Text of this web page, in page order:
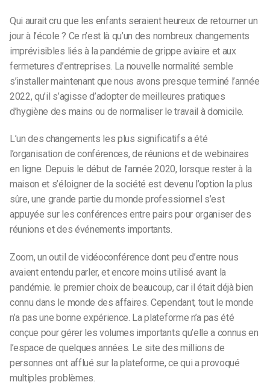
Qui aurait cru que les enfants seraient heureux de retourner un
jour à l’école ? Ce n’est là qu’un des nombreux changements
imprévisibles liés à la pandémie de grippe aviaire et aux
fermetures d’entreprises. La nouvelle normalité semble
s’installer maintenant que nous avons presque terminé l’année
2022, qu’il s’agisse d’adopter de meilleures pratiques
d’hygiène des mains ou de normaliser le travail à domicile.
L’un des changements les plus significatifs a été
l’organisation de conférences, de réunions et de webinaires
en ligne. Depuis le début de l’année 2020, lorsque rester à la
maison et s’éloigner de la société est devenu l’option la plus
sûre, une grande partie du monde professionnel s’est
appuyée sur les conférences entre pairs pour organiser des
réunions et des événements importants.
Zoom,un outil de vidéoconférence dont peu d’entre nous
avaient entendu parler, et encore moins utilisé avant la
pandémie. le premier choix de beaucoup, car il était déjà bien
connu dans le monde des affaires. Cependant, tout le monde
n’a pas une bonne expérience. La plateforme n’a pas été
conçue pour gérer les volumes importants qu’elle a connus en
l’espace de quelques années. Le sitedes millions de
personnes ont afflué sur la plateforme, ce qui a provoqué
multiples problèmes.